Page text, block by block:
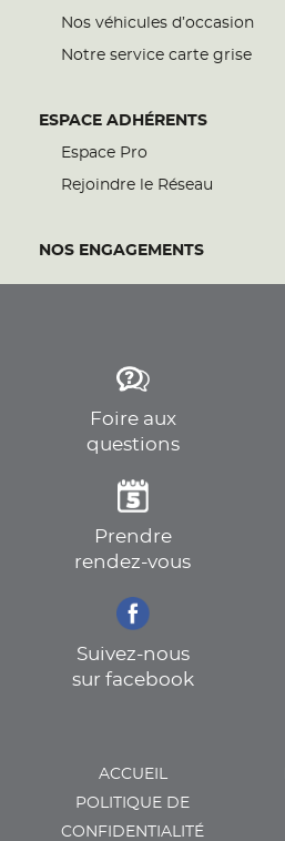
Nos véhicules d’occasion
Notre service carte grise
ESPACE ADHÉRENTS
Espace Pro
Rejoindre le Réseau
NOS ENGAGEMENTS
Foire aux
questions
Prendre
rendez-vous
Suivez-nous
sur facebook
ACCUEIL
POLITIQUE DE
CONFIDENTIALITÉ